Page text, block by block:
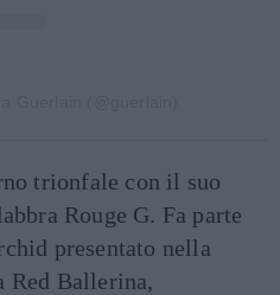
trionfale con il suo
Rouge G. Fa parte
presentato nella
Red Ballerina,